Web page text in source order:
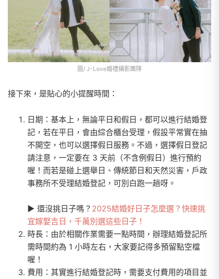
圖/ J-Love婚禮攝影團隊
接下來，是貼心的小提醒時間：
日期：基本上，無論平日和假日，都可以進行結婚登
記，若在平日，會由綜合櫃台受理，假設平常實在抽
不開空，也可以選擇假日服務。不過，選擇假日登記
請注意，一定要在 3 天前（不含例假日）進行預約
喔！而若是碰上選舉日、傳統節日和天然災害，戶政
事務所不受理結婚登記，可別白跑一趟呀。
▶︎ 還沒挑日子嗎？ 2025結婚好日子怎麼選？快速挑
宜嫁娶吉日，千萬別選這些日子！
時長：由於相關作業需要一點時間，辦理結婚登記所
需時間約為 1 小時左右，大家要記得多預留點空檔
喔！
費用：其實進行結婚登記時，需要支付費用的項目並